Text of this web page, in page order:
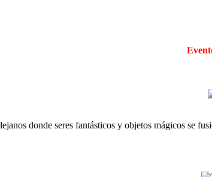
donde seres fantásticos y objetos mágicos se